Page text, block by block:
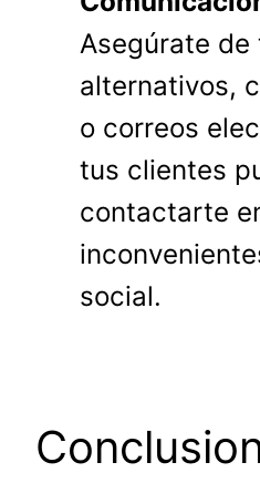
Asegúrate
alternativos,
o correos
tus clientes
contactarte
social.